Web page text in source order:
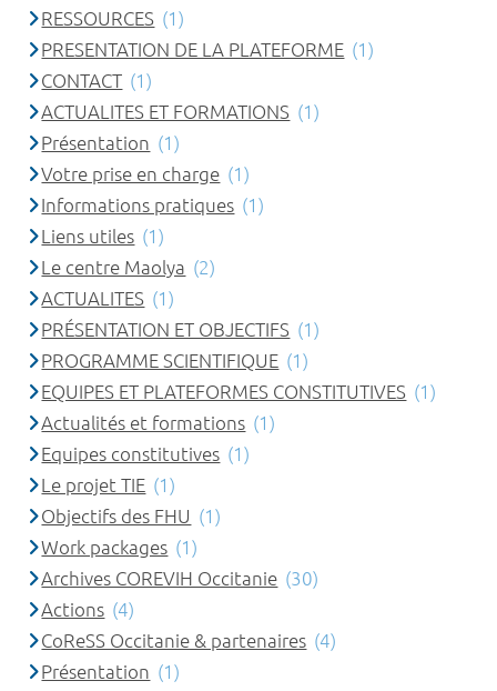
RESSOURCES (1)
PRESENTATION DE LA PLATEFORME (1)
CONTACT (1)
ACTUALITES ET FORMATIONS (1)
Présentation (1)
Votre prise en charge (1)
Informations pratiques (1)
Liens utiles (1)
Le centre Maolya (2)
ACTUALITES (1)
PRÉSENTATION ET OBJECTIFS (1)
PROGRAMME SCIENTIFIQUE (1)
EQUIPES ET PLATEFORMES CONSTITUTIVES (1)
Actualités et formations (1)
Equipes constitutives (1)
Le projet TIE (1)
Objectifs des FHU (1)
Work packages (1)
Archives COREVIH Occitanie (30)
Actions (4)
CoReSS Occitanie & partenaires (4)
Présentation (1)